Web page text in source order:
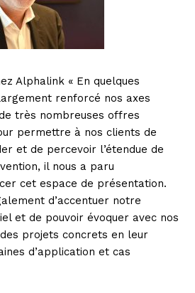
Alphalink « En quelques
renforcé nos axes
très nombreuses offres
permettre à nos clients de
et de percevoir l’étendue de
il nous a paru
cet espace de présentation.
d’accentuer notre
et de pouvoir évoquer avec nos
projets concrets en leur
d’application et cas